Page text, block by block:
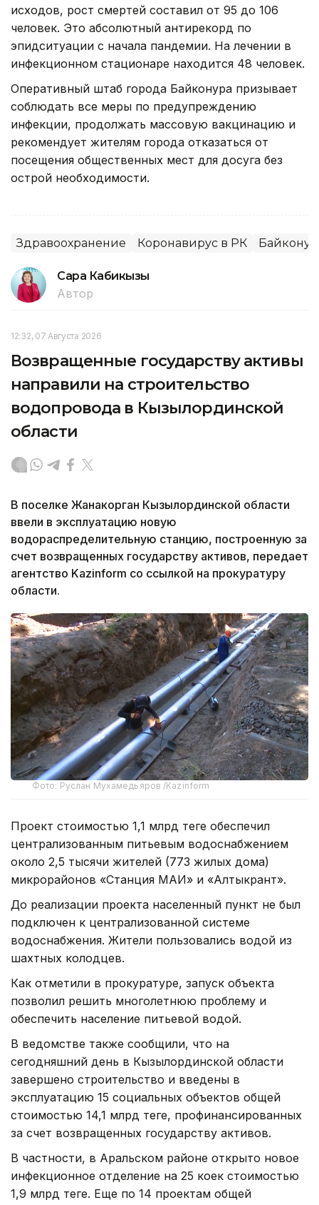
исходов, рост смертей составил от 95 до 106
человек. Это абсолютный антирекорд по
эпидситуации с начала пандемии. На лечении в
инфекционном стационаре находится 48 человек.
Оперативный штаб города Байконура призывает
соблюдать все меры по предупреждению
инфекции, продолжать массовую вакцинацию и
рекомендует жителям города отказаться от
посещения общественных мест для досуга без
острой необходимости.
Здравоохранение Коронавирус в РК Байконур
Сара Кабикызы
Автор
12:32, 07 Августа 2026
Возвращенные государству активы
направили на строительство
водопровода в Кызылординской
области
В поселке Жанакорган Кызылординской области
ввели в эксплуатацию новую
водораспределительную станцию, построенную за
счет возвращенных государству активов, передает
агентство Kazinform со ссылкой на прокуратуру
области.
Фото: Руслан Мухамедьяров /Kazinform
Проект стоимостью 1,1 млрд теңге обеспечил
централизованным питьевым водоснабжением
около 2,5 тысячи жителей (773 жилых дома)
микрорайонов «Станция МАИ» и «Алтыкрант».
До реализации проекта населенный пункт не был
подключен к централизованной системе
водоснабжения. Жители пользовались водой из
шахтных колодцев.
Как отметили в прокуратуре, запуск объекта
позволил решить многолетнюю проблему и
обеспечить население питьевой водой.
В ведомстве также сообщили, что на
сегодняшний день в Кызылординской области
завершено строительство и введены в
эксплуатацию 15 социальных объектов общей
стоимостью 14,1 млрд теңге, профинансированных
за счет возвращенных государству активов.
В частности, в Аральском районе открыто новое
инфекционное отделение на 25 коек стоимостью
1,9 млрд теңге. Еще по 14 проектам общей